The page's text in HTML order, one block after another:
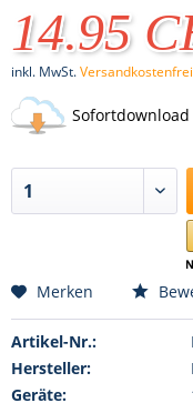
14.95
inkl. MwSt.Versandkostenfrei
Merken
Artikel-Nr.:
Hersteller:
Geräte: